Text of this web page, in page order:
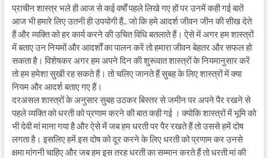
प्राचीन शास्त्र भले ही आज से कई वर्षों पहले लिखे गए हों पर उनमें कही गई बातें
आज भी हमारे लिए उतनी ही उपयोगी हैं.. जो कि हमे आदर्श जीवन जीन की सीख देते
हैं और व्यक्ति को हर कार्य करने की उचित विधि बतलाते हैं। ऐसे में अगर हम शास्त्रों
में बताए उन नियमों और आदर्शों का पालन करें तो हमारा जीवन बेहतर और सफल हो
सकता है। विशेषकर अगर हम अपने दिन की शुरूवात शास्त्रों के नियमानुसार करें
तो हम हमेशा सुखी रह सकते हैं। तो चलिए जानते हैं सुबह के लिए शास्त्रों में क्या
नियम और आदर्श बताए गए हैं।
दरअसल शास्त्रों के अनुसार सुबह उठकर बिस्तर से जमीन पर अपने पैर रखने से
पहले व्यक्ति को धरती को प्रणाम करने की बात कही गई । क्योकि शास्त्रों में भूमि को
भी देवी मां माना गया है और ऐसे में जब हम धरती पर पैर रखते हैं तो उससे हमें दोष
लगता है। इसलिए हमें इस दोष को दूर करने के लिए धरती को प्रणाम कर उनसे
क्षमा मांगनी चाहिए और जब हम इस तरह धरती का सम्मान करते हैं तो धरती मां की